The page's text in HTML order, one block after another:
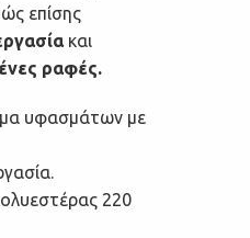
επίσης
και
ραφές.
υφασμάτων με
220